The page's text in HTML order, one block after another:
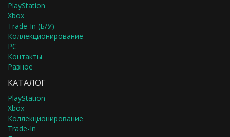
PlayStation
Xbox
Trade-In (Б/У)
Коллекционирование
PC
Контакты
Разное
КАТАЛОГ
PlayStation
Xbox
Коллекционирование
Trade-In